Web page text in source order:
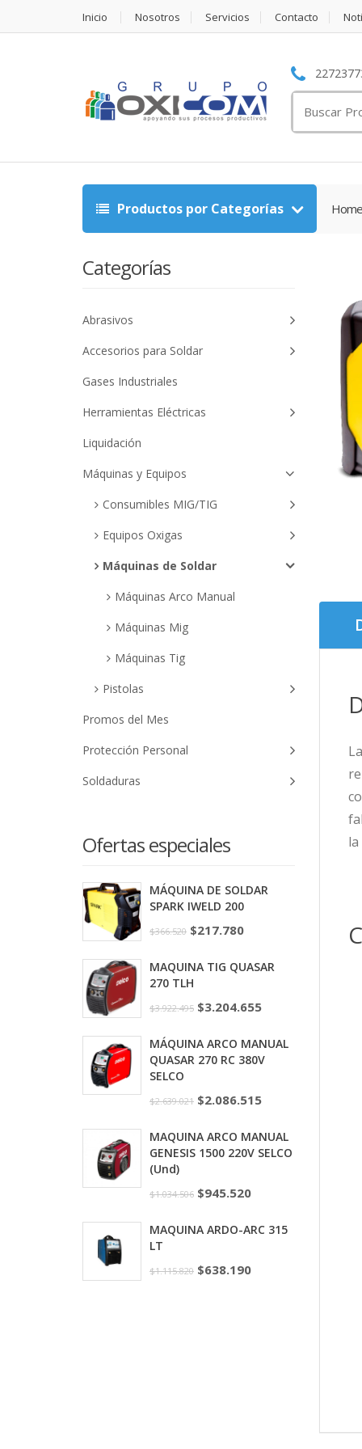
Inicio Nosotros Servicios Contacto
for:
Productos por Categorías Home
Categorías
Abrasivos
Accesorios para Soldar
Gases Industriales
Herramientas Eléctricas
Liquidación
Máquinas y Equipos
Consumibles MIG/TIG
Equipos Oxigas
Máquinas de Soldar
Máquinas Arco Manual
Máquinas Mig
Máquinas Tig
Pistolas
Promos del Mes
Protección Personal
Soldaduras
Ofertas especiales
MÁQUINA DE SOLDAR
SPARK IWELD 200
$366.520 $217.780
MAQUINA TIG QUASAR
270 TLH
$3.922.495 $3.204.655
MÁQUINA ARCO MANUAL
QUASAR 270 RC 380V
SELCO
$2.639.021 $2.086.515
MAQUINA ARCO MANUAL
GENESIS 1500 220V SELCO
(Und)
$1.034.506 $945.520
MAQUINA ARDO-ARC 315
LT
$1.115.820 $638.190